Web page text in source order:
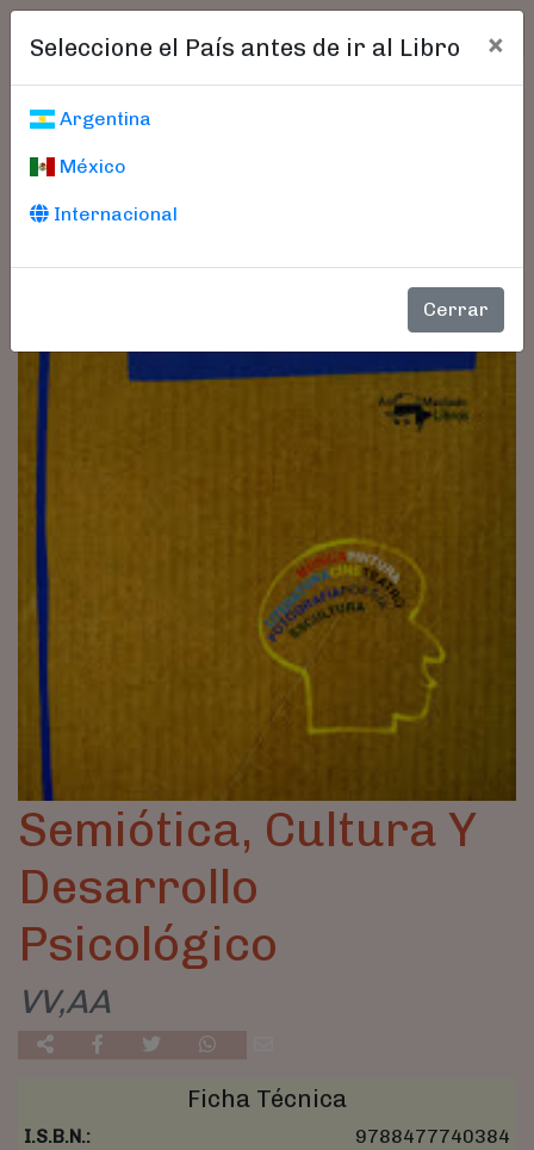
Seleccione el País antes de ir al Libro ×
Argentina
México
Internacional
Cerrar
Semiótica, Cultura Y
Desarrollo
Psicológico
VV,AA
Ficha Técnica
I.S.B.N.:
9788477740384